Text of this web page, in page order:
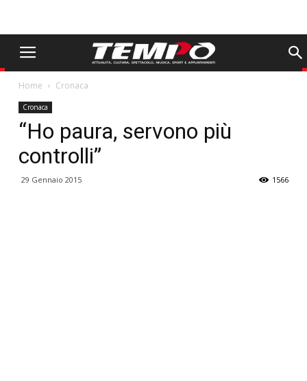
Home Cronaca
Cronaca
“Ho paura, servono più
controlli”
29 Gennaio 2015 1566